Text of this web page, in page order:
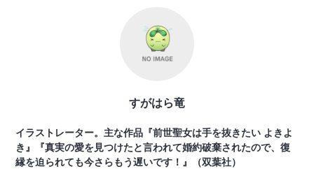
すがはら竜
イラストレーター。主な作品『前世聖女は手を抜きたい よきよ
き』『真実の愛を見つけたと言われて婚約破棄されたので、復
縁を迫られても今さらもう遅いです！』（双葉社）